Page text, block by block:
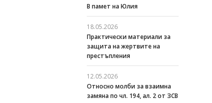
В памет на Юлия
18.05.2026
Практически материали за
защита на жертвите на
престъпления
12.05.2026
Относно молби за взаимна
замяна по чл. 194, ал. 2 от ЗСВ